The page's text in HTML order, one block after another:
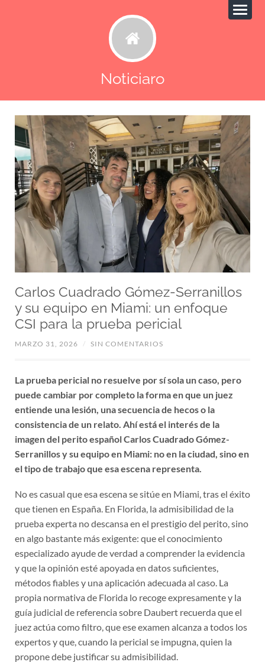
Noticiaro
Carlos Cuadrado Gómez-Serranillos
y su equipo en Miami: un enfoque
CSI para la prueba pericial
MARZO 31, 2026 / SIN COMENTARIOS
La prueba pericial no resuelve por sí sola un caso, pero
puede cambiar por completo la forma en que un juez
entiende una lesión, una secuencia de hecos o la
consistencia de un relato. Ahí está el interés de la
imagen del perito español Carlos Cuadrado Gómez-
Serranillos y su equipo en Miami: no en la ciudad, sino en
el tipo de trabajo que esa escena representa.
No es casual que esa escena se sitúe en Miami, tras el éxito
que tienen en España. En Florida, la admisibilidad de la
prueba experta no descansa en el prestigio del perito, sino
en algo bastante más exigente: que el conocimiento
especializado ayude de verdad a comprender la evidencia
y que la opinión esté apoyada en datos suficientes,
métodos fiables y una aplicación adecuada al caso. La
propia normativa de Florida lo recoge expresamente y la
guía judicial de referencia sobre Daubert recuerda que el
juez actúa como filtro, que ese examen alcanza a todos los
expertos y que, cuando la pericial se impugna, quien la
propone debe justificar su admisibilidad.